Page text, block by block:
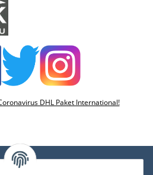
DHL Paket International!